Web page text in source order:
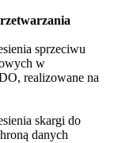
sprzeciwu
w
realizowane na
skargi do
danych